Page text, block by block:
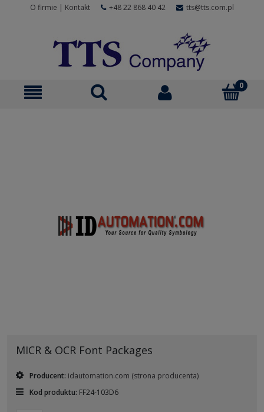
O firmie | Kontakt +48 22 868 40 42 tts@tts.com.pl
MICR & OCR Font Packages
Producent: idautomation.com (strona producenta)
Kod produktu: FF24-103D6